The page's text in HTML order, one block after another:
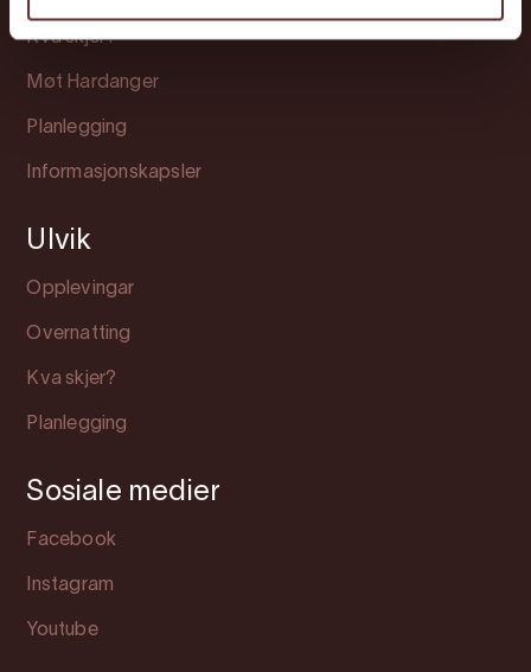
Kva skjer?
Møt Hardanger
Planlegging
Informasjonskapsler
Ulvik
Opplevingar
Overnatting
Kva skjer?
Planlegging
Sosiale medier
Facebook
Instagram
Youtube